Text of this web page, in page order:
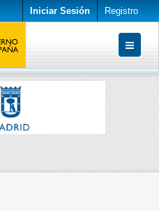
Iniciar Sesión Registro